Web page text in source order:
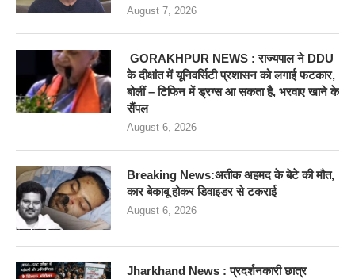
August 7, 2026
GORAKHPUR NEWS : राज्यपाल ने DDU
के दीक्षांत में यूनिवर्सिटी प्रशासन को लगाई फटकार,
बोलीं – टिफिन में ड्रग्स आ सकता है, भरवाए खाने के
सैंपल
August 6, 2026
Breaking News:अतीक अहमद के बेटे की मौत,
कार बेकाबू होकर डिवाइडर से टकराई
August 6, 2026
Jharkhand News : प्रदर्शनकारी छात्र